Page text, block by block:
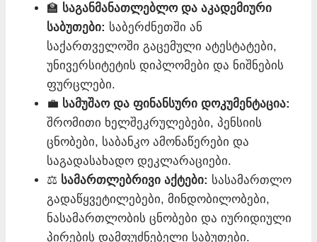
🏫 საგანმანათლებლო და აკადემიური
საბუთები: საბერძნეთში ან
საქართველოში გაცემული ატესტატები,
უნივერსიტეტის დიპლომები და ნიშნების
ფურცლები.
💼 სამუშაო და ფინანსური დოკუმენტაცია:
შრომითი ხელშეკრულებები, პენსიის
ცნობები, საბანკო ამონაწერები და
საგადასახადო დეკლარაციები.
⚖️ სამართლებრივი აქტები: სასამართლო
გადაწყვეტილებები, მინდობილობები,
ნასამართლობის ცნობები და იურიდიული
პირების დამფუძნებელი საბუთები.